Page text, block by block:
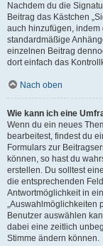
Nachdem du die
Beitrag das Kästchen
auch hinzufügen,
standardmäßige
einzelnen Beitrag
dort einfach das
Nach oben
Wie kann ich eine
Wenn du ein neues
bearbeitest, findest du
Formulars zur
können, so hast du
erstellen. Du solltest
die entsprechenden
Antwortmöglichkeit in
„Auswahlmöglichkeiten
Benutzer auswählen
dabei eine zeitlich
Stimme ändern können.